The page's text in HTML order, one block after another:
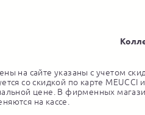
на сайте указаны с учетом
со скидкой по карте MEUCCI
цене. В фирменных
на кассе.